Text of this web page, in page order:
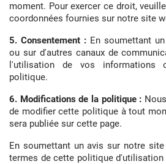
moment. Pour exercer ce droit,
coordonnées fournies sur notre site
5. Consentement :En soumettant
ou sur d'autres canaux de
l'utilisation de vos informations
politique.
6. Modifications de la politique :
de modifier cette politique à tout
sera publiée sur cette page.
En soumettant un avis sur notre
termes de cette politique